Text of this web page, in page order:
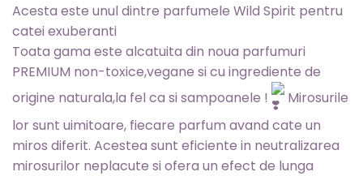
Acesta este unul dintre parfumele Wild Spirit pentru
catei exuberanti
Toata gama este alcatuita din noua parfumuri
PREMIUM non-toxice,vegane si cu ingrediente de
origine naturala,la fel ca si sampoanele !
Mirosurile
lor sunt uimitoare, fiecare parfum avand cate un
miros diferit. Acestea sunt eficiente in neutralizarea
mirosurilor neplacute si ofera un efect de lunga